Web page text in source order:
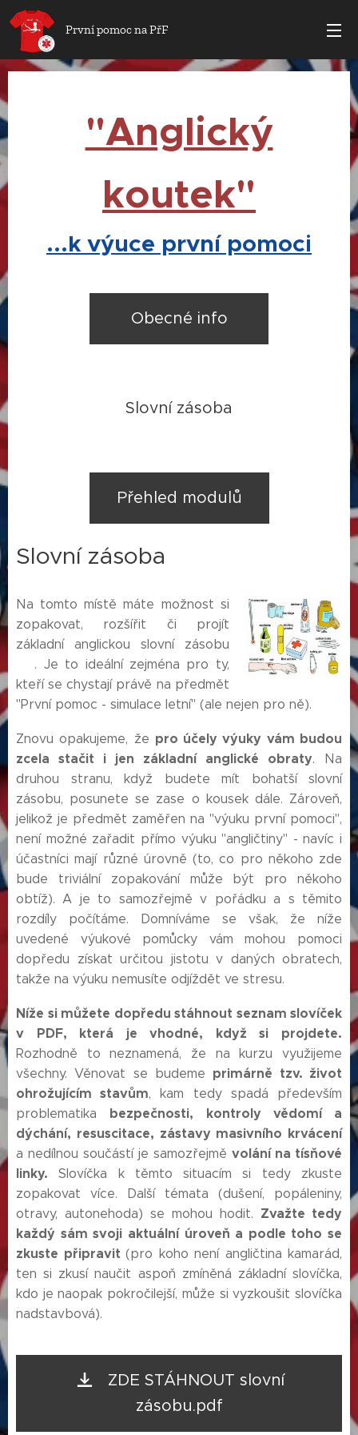
První pomoc na PřF
"Anglický
koutek"
...k výuce první pomoci
Obecné info
Slovní zásoba
Přehled modulů
Slovní zásoba
Na tomto místě máte možnost si
zopakovat, rozšířit či projít
základní anglickou slovní zásobu
🙂. Je to ideální zejména pro ty,
kteří se chystají právě na předmět
"První pomoc - simulace letní" (ale nejen pro ně).
Znovu opakujeme, že pro účely výuky vám budou
zcela stačit i jen základní anglické obraty. Na
druhou stranu, když budete mít bohatší slovní
zásobu, posunete se zase o kousek dále. Zároveň,
jelikož je předmět zaměřen na "výuku první pomoci",
není možné zařadit přímo výuku "angličtiny" - navíc i
účastníci mají různé úrovně (to, co pro někoho zde
bude triviální zopakování může být pro někoho
obtíž). A je to samozřejmě v pořádku a s těmito
rozdíly počítáme. Domníváme se však, že níže
uvedené výukové pomůcky vám mohou pomoci
dopředu získat určitou jistotu v daných obratech,
takže na výuku nemusíte odjíždět ve stresu.
Níže si můžete dopředu stáhnout seznam slovíček
v PDF, která je vhodné, když si projdete.
Rozhodně to neznamená, že na kurzu využijeme
všechny. Věnovat se budeme primárně tzv. život
ohrožujícím stavům, kam tedy spadá především
problematika bezpečnosti, kontroly vědomí a
dýchání, resuscitace, zástavy masivního krvácení
a nedílnou součástí je samozřejmě volání na tísňové
linky. Slovíčka k těmto situacím si tedy zkuste
zopakovat více. Další témata (dušení, popáleniny,
otravy, autonehoda) se mohou hodit. Zvažte tedy
každý sám svoji aktuální úroveň a podle toho se
zkuste připravit (pro koho není angličtina kamarád,
ten si zkusí naučit aspoň zmíněná základní slovíčka,
kdo je naopak pokročilejší, může si vyzkoušit slovíčka
nadstavbová).
ZDE STÁHNOUT slovní
zásobu.pdf